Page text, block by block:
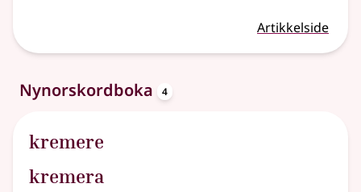
Artikkelside
Nynorskordboka 4
kremere
kremera